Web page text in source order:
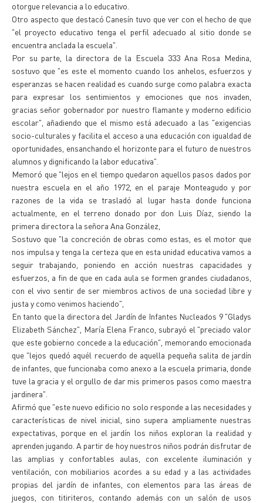
otorgue relevancia a lo educativo.
Otro aspecto que destacó Canesín tuvo que ver con el hecho de que
"el proyecto educativo tenga el perfil adecuado al sitio donde se
encuentra anclada la escuela".
Por su parte, la directora de la Escuela 333 Ana Rosa Medina,
sostuvo que "es este el momento cuando los anhelos, esfuerzos y
esperanzas se hacen realidad es cuando surge como palabra exacta
para expresar los sentimientos y emociones que nos invaden,
gracias señor gobernador por nuestro flamante y moderno edificio
escolar", añadiendo que el mismo está adecuado a las "exigencias
socio-culturales y facilita el acceso a una educación con igualdad de
oportunidades, ensanchando el horizonte para el futuro de nuestros
alumnos y dignificando la labor educativa".
Memoró que "lejos en el tiempo quedaron aquellos pasos dados por
nuestra escuela en el año 1972, en el paraje Monteagudo y por
razones de la vida se trasladó al lugar hasta donde funciona
actualmente, en el terreno donado por don Luis Díaz, siendo la
primera directora la señora Ana González,
Sostuvo que "la concreción de obras como estas, es el motor que
nos impulsa y tenga la certeza que en esta unidad educativa vamos a
seguir trabajando, poniendo en acción nuestras capacidades y
esfuerzos, a fin de que en cada aula se formen grandes ciudadanos,
con el vivo sentir de ser miembros activos de una sociedad libre y
justa y como venimos haciendo",
En tanto que la directora del Jardín de Infantes Nucleados 9 "Gladys
Elizabeth Sánchez", María Elena Franco, subrayó el "preciado valor
que este gobierno concede a la educación", memorando emocionada
que "lejos quedó aquél recuerdo de aquella pequeña salita de jardín
de infantes, que funcionaba como anexo a la escuela primaria, donde
tuve la gracia y el orgullo de dar mis primeros pasos como maestra
jardinera".
Afirmó que "este nuevo edificio no solo responde a las necesidades y
características de nivel inicial, sino supera ampliamente nuestras
expectativas, porque en el jardín los niños exploran la realidad y
aprenden jugando. A partir de hoy nuestros niños podrán disfrutar de
las amplias y confortables aulas, con excelente iluminación y
ventilación, con mobiliarios acordes a su edad y a las actividades
propias del jardín de infantes, con elementos para las áreas de
juegos, con titiriteros, contando además con un salón de usos